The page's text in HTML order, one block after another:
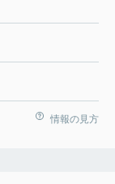
情報の見方